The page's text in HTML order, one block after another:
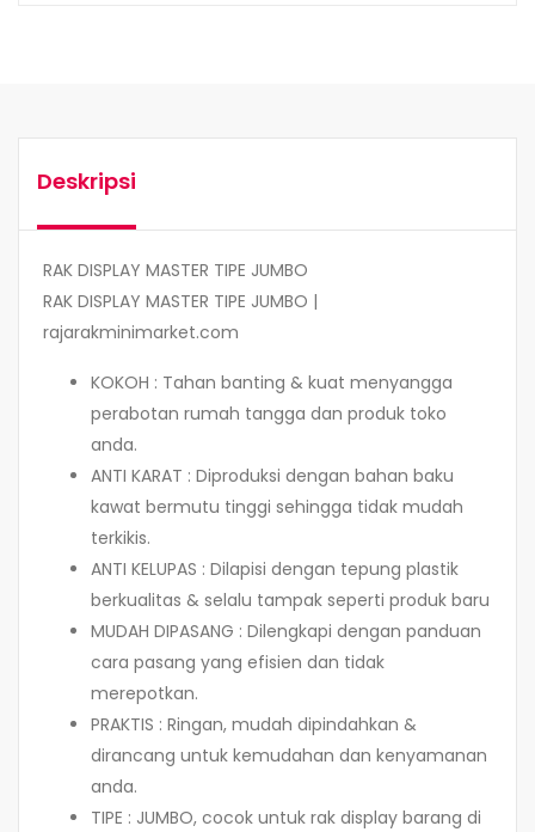
Deskripsi
RAK DISPLAY MASTER TIPE JUMBO
RAK DISPLAY MASTER TIPE JUMBO |
rajarakminimarket.com
KOKOH : Tahan banting & kuat menyangga
perabotan rumah tangga dan produk toko
anda.
ANTI KARAT : Diproduksi dengan bahan baku
kawat bermutu tinggi sehingga tidak mudah
terkikis.
ANTI KELUPAS : Dilapisi dengan tepung plastik
berkualitas & selalu tampak seperti produk baru
MUDAH DIPASANG : Dilengkapi dengan panduan
cara pasang yang efisien dan tidak
merepotkan.
PRAKTIS : Ringan, mudah dipindahkan &
dirancang untuk kemudahan dan kenyamanan
anda.
TIPE : JUMBO, cocok untuk rak display barang di